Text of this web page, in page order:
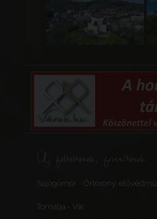
Új feltöltések, frissítések
Sajógömör - Őrtorony, elővédmű
Tornalja - Vár